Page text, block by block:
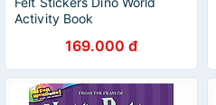
Activity Book
169.000 đ